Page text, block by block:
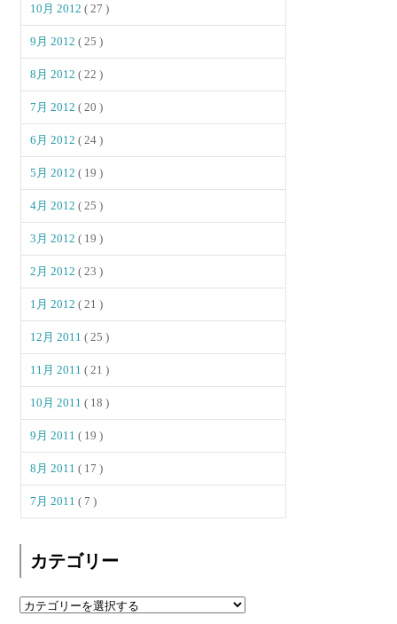
10月 2012( 27 )
9月 2012( 25 )
8月 2012( 22 )
7月 2012( 20 )
6月 2012( 24 )
5月 2012( 19 )
4月 2012( 25 )
3月 2012( 19 )
2月 2012( 23 )
1月 2012( 21 )
12月 2011( 25 )
11月 2011( 21 )
10月 2011( 18 )
9月 2011( 19 )
8月 2011( 17 )
7月 2011( 7 )
カテゴリー